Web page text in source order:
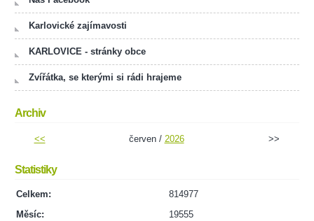
Karlovické zajímavosti
KARLOVICE - stránky obce
Zvířátka, se kterými si rádi hrajeme
Archiv
<< červen / 2026 >>
Statistiky
Celkem:
814977
Měsíc:
19555